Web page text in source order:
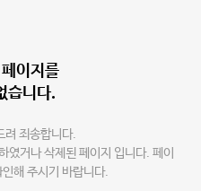
이지를
습니다.
려 죄송합니다.
였거나 삭제된 페이지 입니다. 페이
해 주시기 바랍니다.